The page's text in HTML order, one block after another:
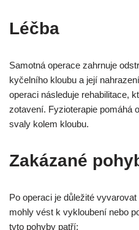
Léčba
Samotná operace zahrnuje
kyčelního kloubu a její
operaci následuje rehabilitace,
zotavení. Fyzioterapie pomáhá
svaly kolem kloubu.
Zakázané
Po operaci je důležité
mohly vést k vykloubení nebo
tyto pohyby patří: